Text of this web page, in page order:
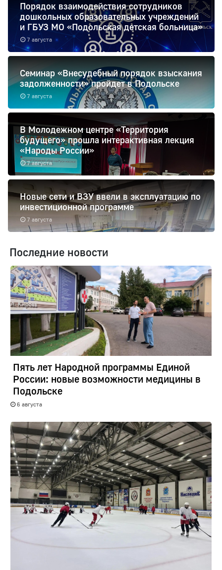
7 августа
Порядок взаимодействия сотрудников
дошкольных образовательных учреждений
и ГБУЗ МО «Подольская детская больница»
7 августа
Семинар «Внесудебный порядок взыскания
задолженности» пройдет в Подольске
7 августа
В Молодежном центре «Территория
будущего» прошла интерактивная лекция
«Народы России»
7 августа
Новые сети и ВЗУ ввели в эксплуатацию по
инвестиционной программе
Последние новости
Пять лет Народной программы Единой
России: новые возможности медицины в
Подольске
6 августа